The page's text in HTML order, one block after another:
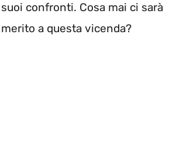
confronti. Cosa mai ci sarà
a questa vicenda?